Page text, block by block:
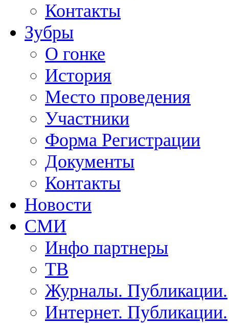
Контакты
Зубры
О гонке
История
Место проведения
Участники
Форма Регистрации
Документы
Контакты
Новости
СМИ
Инфо партнеры
ТВ
Журналы. Публикации.
Интернет. Публикации.